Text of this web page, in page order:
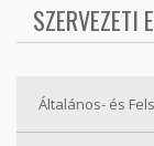
SZERVEZETI
Általános- és